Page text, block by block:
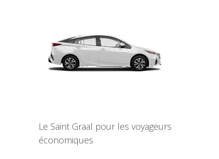
Le Saint Graal pour les voyageurs
économiques